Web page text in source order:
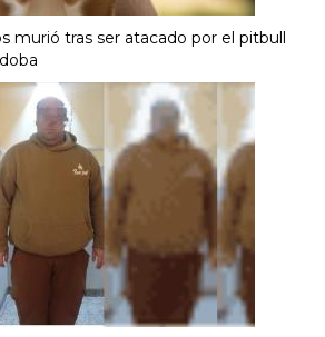
murió tras ser atacado por el pitbull